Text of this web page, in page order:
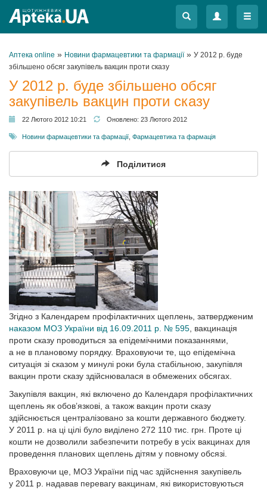
Меню
Меню
Аптека online » Новини фармацевтики та фармації» У 2012 р. буде
збільшено обсяг закупівель вакцин проти сказу
У 2012 р. буде збільшено обсяг
закупівель вакцин проти сказу
22 Лютого 2012 10:21 Оновлено: 23 Лютого 2012
Новини фармацевтики та фармації Фармацевтика та фармація
Поділитися
Згідно з Календарем профілактичних щеп­лень, затвердженим
наказом МОЗ Украї­ни від 16.09.2011 р. № 595 , вакцинація
проти сказу проводиться за епідемічними показаннями,
а не в плановому порядку. Враховуючи те, що епідемічна
ситуація зі сказом у минулі роки була стабільною, закупівля
вакцин проти сказу здійснювалася в обмежених обсягах.
Закупівля вакцин, які включено до Календаря профілактичних
щеплень як обов’язкові, а також вакцин проти сказу
здійснюється централізовано за кошти державного бюджету.
У 2011 р. на ці цілі було виділено 272 110 тис. грн. Проте ці
кошти не дозволили забезпечити потребу в усіх вакцинах для
проведення планових щеплень дітям у повному обсязі.
Враховуючи це, МОЗ України під час здійс­нення закупівель
у 2011 р. надавав перевагу вакцинам, які використовуються